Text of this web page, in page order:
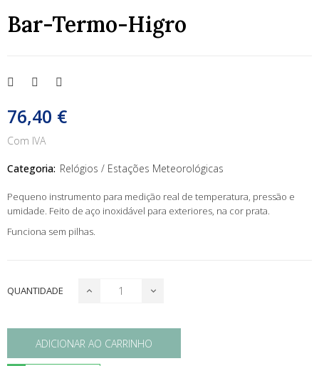
Bar-Termo-Higro
76,40 €
Com IVA
Categoria: Relógios / Estações Meteorológicas
Pequeno instrumento para medição real de temperatura, pressão e
umidade. Feito de aço inoxidável para exteriores, na cor prata.
Funciona sem pilhas.
QUANTIDADE
ADICIONAR AO CARRINHO